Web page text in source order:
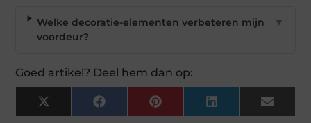
Welke decoratie-elementen verbeteren mijn
voordeur?
▼
Goed artikel? Deel hem dan op:
X
(Twitter)
Facebook Pinterest LinkedIn Email